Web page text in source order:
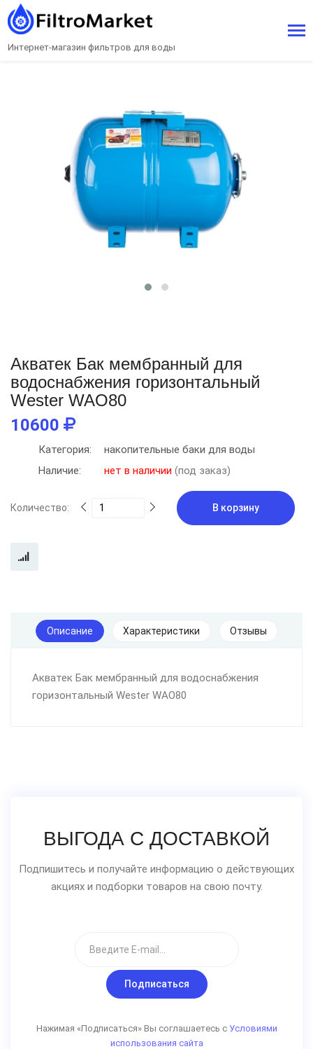
Интернет-магазин фильтров для воды
Aкватек Бак мембранный для
водоснабжения горизонтальный
Wester WAO80
10600
Категория:
накопительные баки для воды
Наличие:
нет в наличии (под заказ)
Количество: В корзину
Описание Характеристики Отзывы
Aкватек Бак мембранный для водоснабжения
горизонтальный Wester WAO80
ВЫГОДА С ДОСТАВКОЙ
Подпишитесь и получайте информацию о действующих
акциях и подборки товаров на свою почту.
Подписаться
Нажимая «Подписаться» Вы соглашаетесь с Условиями
использования сайта